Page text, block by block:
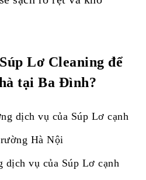
Lơ Cleaning để
tại Ba Đình?
dịch vụ của Súp Lơ cạnh